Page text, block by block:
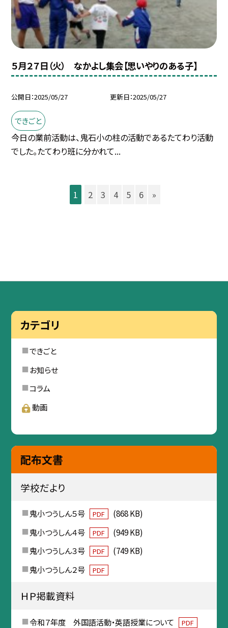
５月２７日（火） なかよし集会【思いやりのある子】
公開日 2025/05/27 更新日 2025/05/27
できごと
今日の業前活動は、鬼石小の柱の活動であるたてわり活動
でした。たてわり班に分かれて...
1 2 3 4 5 6 »
カテゴリ
できごと
お知らせ
コラム
動画
配布文書
学校だより
鬼小つうしん５号 PDF
(868 KB)
鬼小つうしん４号
PDF
(949 KB)
鬼小つうしん３号
PDF
(749 KB)
鬼小つうしん２号
PDF
ＨＰ掲載資料
令和７年度 外国語活動・英語授業について PDF